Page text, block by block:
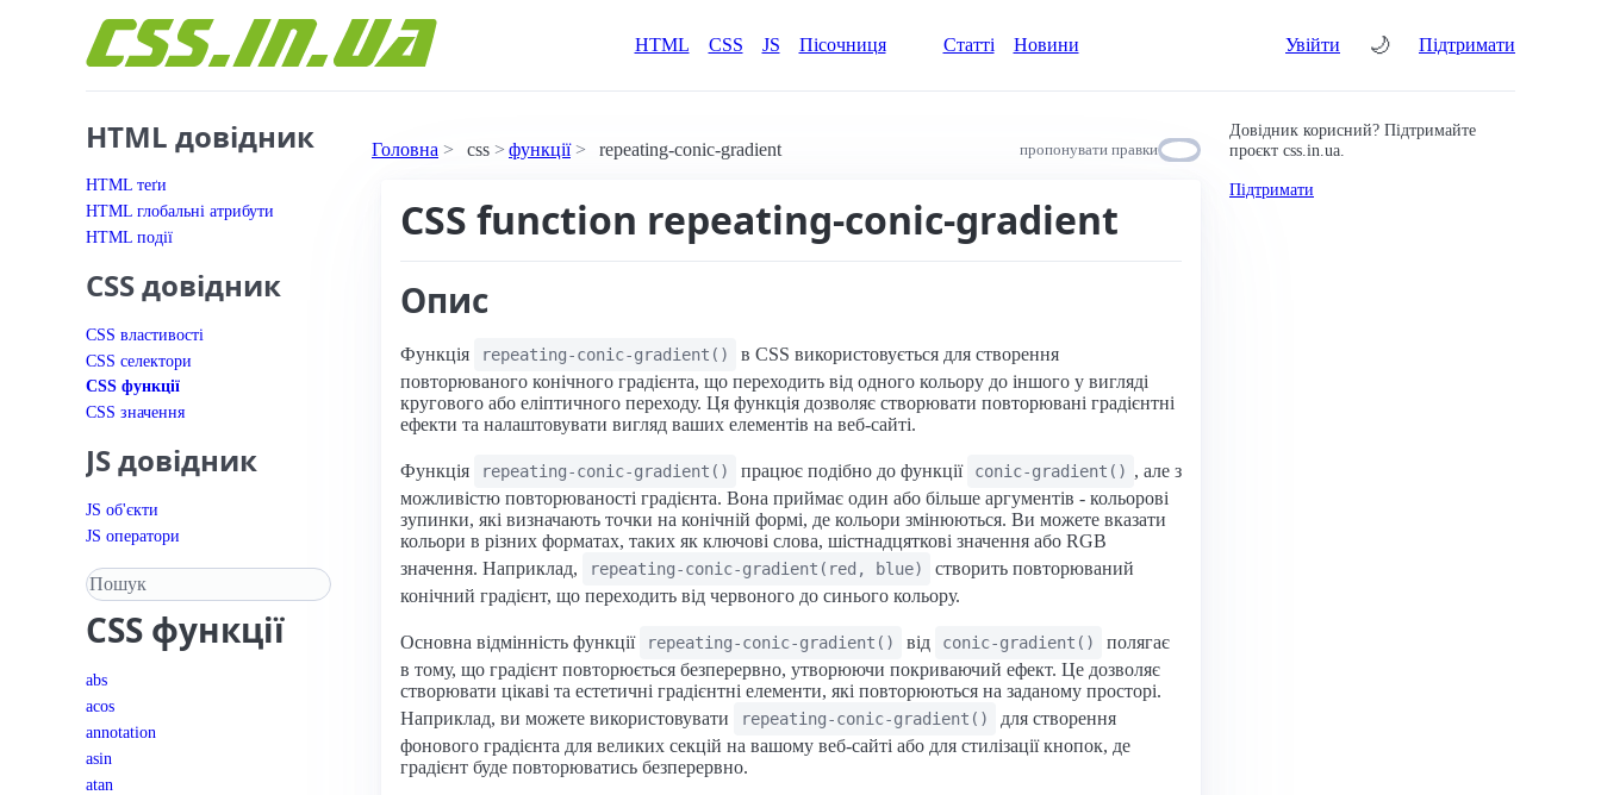
HTML
CSS JS Пісочниця Статті Новини Увійти 🌙 Підтримати
HTML довідник
HTML теґи
HTML глобальні атрибути
HTML події
CSS довідник
CSS властивості
CSS селектори
CSS функції
CSS значення
JS довідник
JS об'єкти
JS оператори
Пошук у довіднику
CSS функції
abs
acos
annotation
asin
atan
Головна css функції repeating-conic-gradient пропонувати правки
CSS function repeating-conic-gradient
Опис
Функція repeating-conic-gradient()
в CSS використовується для створення
повторюваного конічного градієнта, що переходить від одного кольору до іншого у вигляді
кругового або еліптичного переходу. Ця функція дозволяє створювати повторювані градієнтні
ефекти та налаштовувати вигляд ваших елементів на веб-сайті.
Функція repeating-conic-gradient() працює подібно до функції conic-gradient() , але з
можливістю повторюваності градієнта. Вона приймає один або більше аргументів - кольорові
зупинки, які визначають точки на конічній формі, де кольори змінюються. Ви можете вказати
кольори в різних форматах, таких як ключові слова, шістнадцяткові значення або RGB
значення. Наприклад,
repeating-conic-gradient(red, blue)
створить повторюваний
конічний градієнт, що переходить від червоного до синього кольору.
Основна відмінність функції repeating-conic-gradient() від conic-gradient()
полягає
в тому, що градієнт повторюється безперервно, утворюючи покриваючий ефект. Це дозволяє
створювати цікаві та естетичні градієнтні елементи, які повторюються на заданому просторі.
Наприклад, ви можете використовувати
repeating-conic-gradient()
для створення
фонового градієнта для великих секцій на вашому веб-сайті або для стилізації кнопок, де
градієнт буде повторюватись безперервно.
Довідник корисний? Підтримайте
проєкт css.in.ua.
Підтримати